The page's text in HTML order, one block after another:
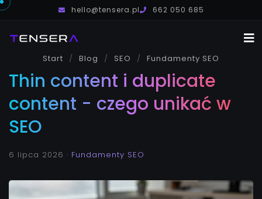
hello@tensera.pl 662 050 685
Usługi
O mnie
Blog
Start Blog SEO Fundamenty SEO
Thin content i duplicate
content - czego unikać w
SEO
6 lipca 2026 · Fundamenty SEO